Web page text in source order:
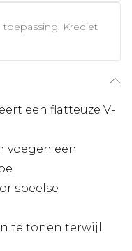
toepassing. Krediet
een flatteuze V-
voegen een
speelse
te tonen terwijl